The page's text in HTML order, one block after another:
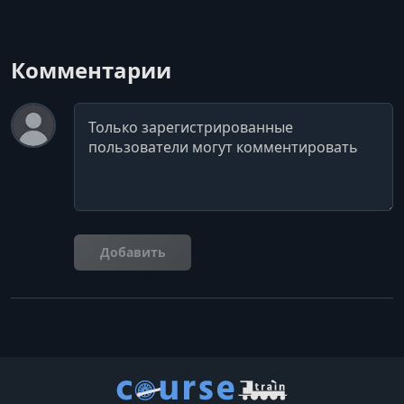
Комментарии
Комментарий
Добавить